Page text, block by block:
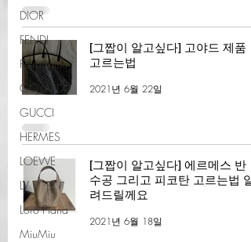
DIOR
FENDI
Ferragamo
GOYARD
GUCCI
HERMES
LOEWE
LV
Loro Piana
MiuMiu
[그짭이 알고싶다] 고야드 제품
고르는법
2021년 6월 22일
[그짭이 알고싶다] 에르메스 반
수공 그리고 피코탄 고르는법 알
려드릴께요
2021년 6월 18일